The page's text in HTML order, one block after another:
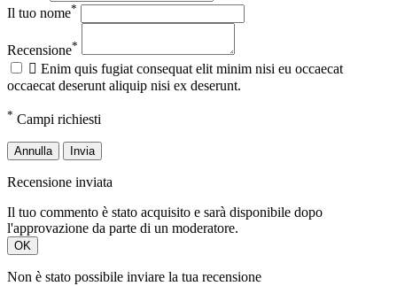
Il tuo nome*
Recensione*
 Enim quis fugiat consequat elit minim nisi eu occaecat
occaecat deserunt aliquip nisi ex deserunt.
* Campi richiesti
Annulla Invia
Recensione inviata
Il tuo commento è stato acquisito e sarà disponibile dopo
l'approvazione da parte di un moderatore.
OK
Non è stato possibile inviare la tua recensione